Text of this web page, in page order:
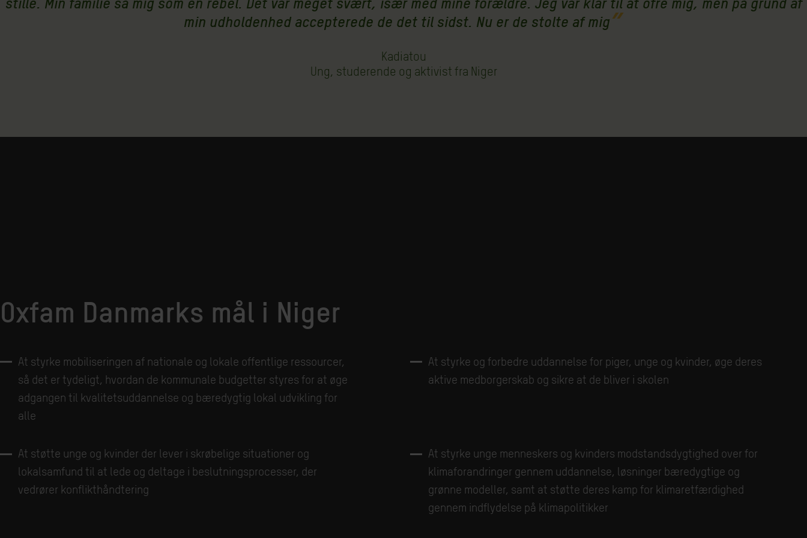
min udholdenhed accepterede de det til sidst. Nu er de stolte af mig
Kadiatou
Ung, studerende og aktivist fra Niger
Oxfam Danmarks mål i Niger
At styrke mobiliseringen af nationale og lokale offentlige ressourcer,
så det er tydeligt, hvordan de kommunale budgetter styres for at øge
adgangen til kvalitetsuddannelse og bæredygtig lokal udvikling for
alle
At styrke og forbedre uddannelse for piger, unge og kvinder, øge deres
aktive medborgerskab og sikre at de bliver i skolen
At støtte unge og kvinder der lever i skrøbelige situationer og
lokalsamfund til at lede og deltage i beslutningsprocesser, der
vedrører konflikthåndtering
At styrke unge menneskers og kvinders modstandsdygtighed over for
klimaforandringer gennem uddannelse, løsninger bæredygtige og
grønne modeller, samt at støtte deres kamp for klimaretfærdighed
gennem indflydelse på klimapolitikker